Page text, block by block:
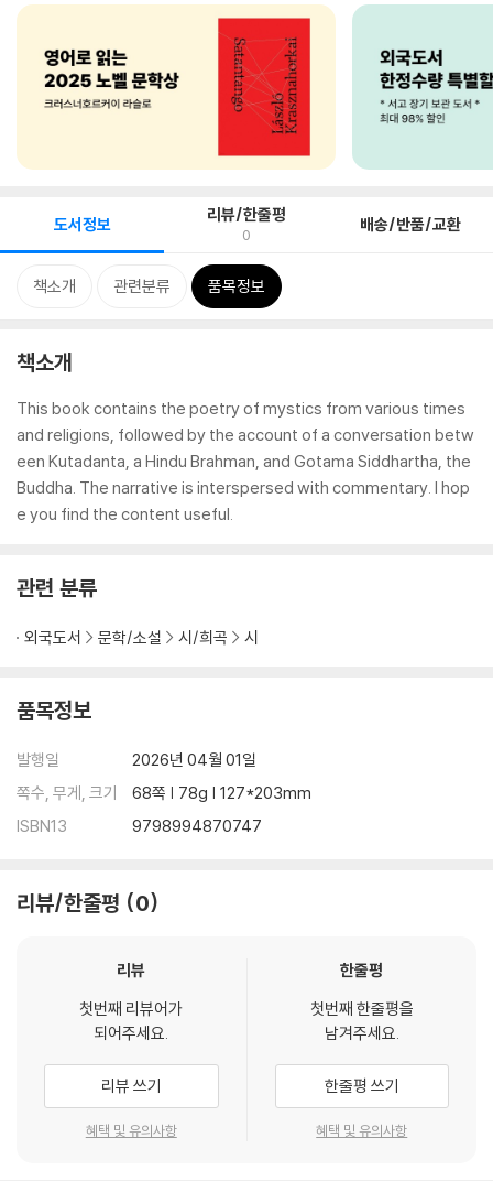
도서정보 리뷰/한줄평
0 배송/반품/교환
책소개 관련분류 품목정보
책소개
This book contains the poetry of mystics from various times
and religions, followed by the account of a conversation betw
een Kutadanta, a Hindu Brahman, and Gotama Siddhartha, the
Buddha. The narrative is interspersed with commentary. I hop
e you find the content useful.
관련 분류
외국도서 문학/소설 시/희곡 시
품목정보
발행일
2026년 04월 01일
쪽수, 무게, 크기
68쪽 | 78g | 127*203mm
ISBN13
9798994870747
리뷰/한줄평 0
리뷰
첫번째 리뷰어가
되어주세요.
리뷰 쓰기
혜택 및 유의사항
한줄평
첫번째 한줄평을
남겨주세요.
한줄평 쓰기
혜택 및 유의사항